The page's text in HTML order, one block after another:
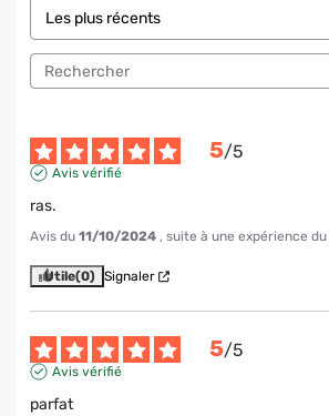
5/5
Avis vérifié
ras.
Avis du 11/10/2024 , suite à une expérience du
Utile(0) Signaler
5/5
Avis vérifié
parfat